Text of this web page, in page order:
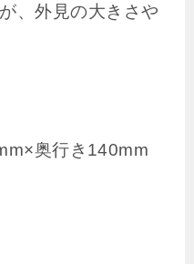
、外見の大きさや
奥行き140mm